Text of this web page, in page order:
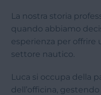
La nostra storia
quando abbiamo
esperienza per offrire
settore nautico.
Luca si occupa della
dell’officina,